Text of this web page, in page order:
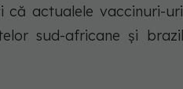
că actualele vaccinuri-
sud-africane și